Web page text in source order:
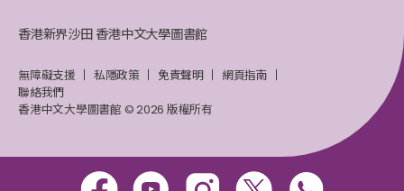
香港新界沙田 香港中文大學圖書館
無障礙支援 私隱政策 免責聲明
網頁指南
聯絡我們
香港中文大學圖書館 © 2026 版權所有